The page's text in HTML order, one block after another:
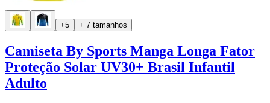
+5 + 7 tamanhos
Camiseta By Sports Manga Longa Fator
Proteção Solar UV30+ Brasil Infantil
Adulto